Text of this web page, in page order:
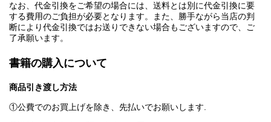
なお、代金引換をご希望の場合には、送料とは別に代金引換に要
する費用のご負担が必要となります。また、勝手ながら当店の判
断により代金引換ではお送りできない場合もございますので、ご
了承願います。
書籍の購入について
商品引き渡し方法
①公費でのお買上げを除き、先払いでお願いします.